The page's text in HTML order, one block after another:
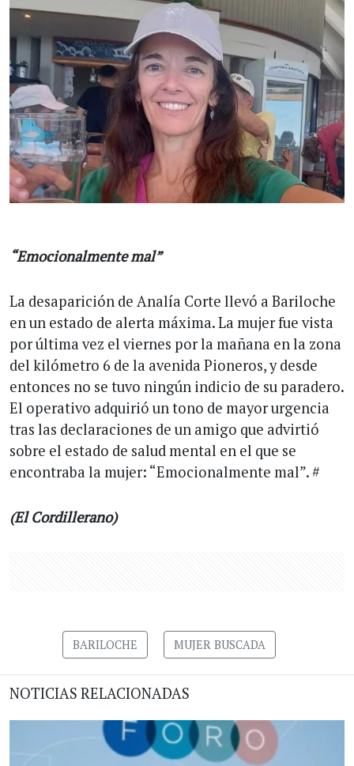
“Emocionalmente mal”
La desaparición de Analía Corte llevó a Bariloche
en un estado de alerta máxima. La mujer fue vista
por última vez el viernes por la mañana en la zona
del kilómetro 6 de la avenida Pioneros, y desde
entonces no se tuvo ningún indicio de su paradero.
El operativo adquirió un tono de mayor urgencia
tras las declaraciones de un amigo que advirtió
sobre el estado de salud mental en el que se
encontraba la mujer: “Emocionalmente mal”. #
(El Cordillerano)
BARILOCHE MUJER BUSCADA
NOTICIAS RELACIONADAS